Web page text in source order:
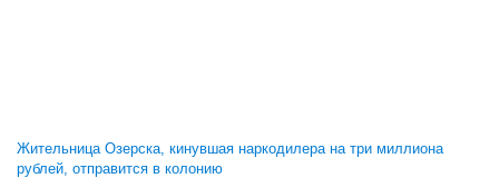
Жительница Озерска, кинувшая наркодилера на три миллиона
рублей, отправится в колонию